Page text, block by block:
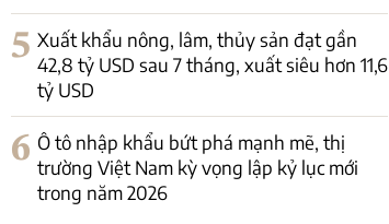
5 Xuất khẩu nông, lâm, thủy sản đạt gần
42,8 tỷ USD sau 7 tháng, xuất siêu hơn 11,6
tỷ USD
6 Ô tô nhập khẩu bứt phá mạnh mẽ, thị
trường Việt Nam kỳ vọng lập kỷ lục mới
trong năm 2026